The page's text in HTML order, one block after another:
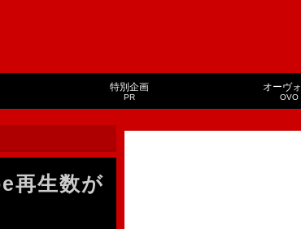
特別企画
PR
オーヴォ
OVO
再生数が